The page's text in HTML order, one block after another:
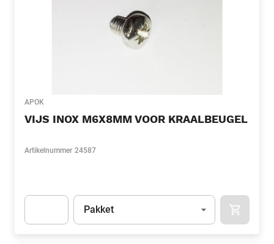
APOK
VIJS INOX M6X8MM VOOR KRAALBEUGEL
Artikelnummer 24587
Eenheid
Pakket